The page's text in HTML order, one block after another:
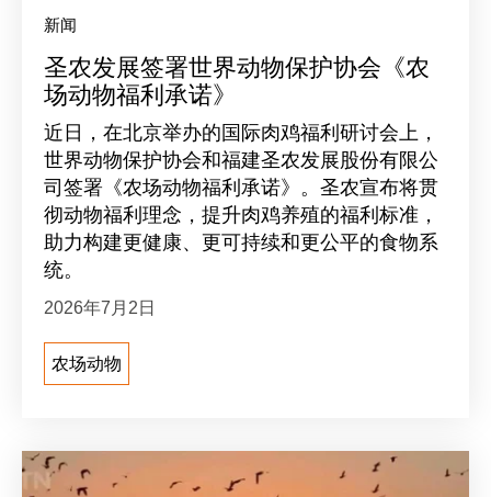
圣农发展签署世界动物保护协会《农
场动物福利承诺》
新闻
2026年7月2日
近日，在北京举办的国际肉鸡福利研讨会上，
世界动物保护协会和福建圣农发展股份有限公
司签署《农场动物福利承诺》。圣农宣布将贯
彻动物福利理念，提升肉鸡养殖的福利标准，
助力构建更健康、更可持续和更公平的食物系
统。
农场动物